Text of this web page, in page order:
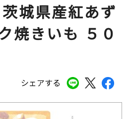
シェアする
城県産紅あず
焼きいも ５０